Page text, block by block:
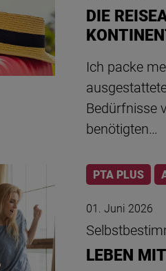
DIE
Ich packe
Bedürfnisse
benötigten…
PTA PLUS
01. Juni 2026
LEBEN